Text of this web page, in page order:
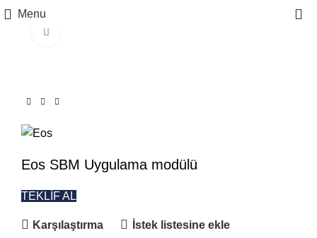
Menu
Eos SBM Uygulama modülü
TEKLİF AL
Karşılaştırma İstek listesine ekle